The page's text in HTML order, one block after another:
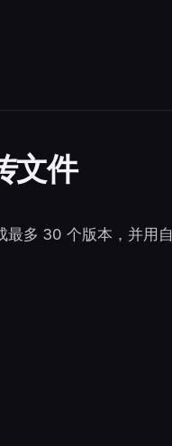
文件
最多 30 个版本，并用自